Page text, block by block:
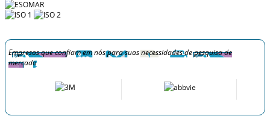
Empresas que confiam em nós para suas necessidades de pesquisa de
mercado